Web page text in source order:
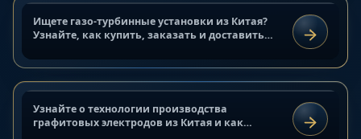
АНАЛИТИКА И ОБЗОРЫ
Ищете газо-турбинные установки из Китая?
Узнайте, как купить, заказать и доставить
Global Hub.
ЧИТАТЬ
АНАЛИТИКА И ОБЗОРЫ
Технология производства
графитовых электродов: купить и
доставить
Узнайте о технологии производства
графитовых электродов из Китая и как
ЧИТАТЬ
Импорт картофеля из Китая в